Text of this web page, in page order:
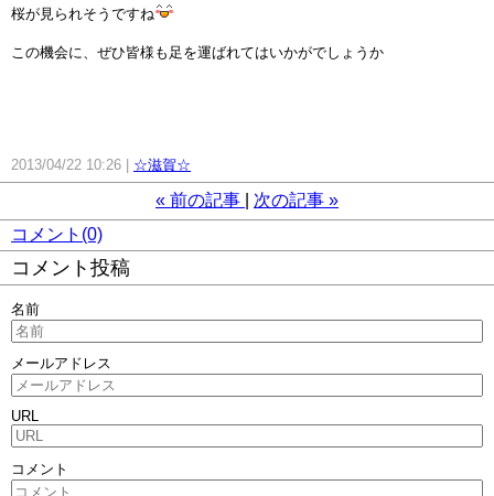
桜が見られそうですね
この機会に、ぜひ皆様も足を運ばれてはいかがでしょうか
2013/04/22 10:26 ☆滋賀☆
« 前の記事 次の記事 »
コメント(0)
コメント投稿
名前
メールアドレス
URL
コメント